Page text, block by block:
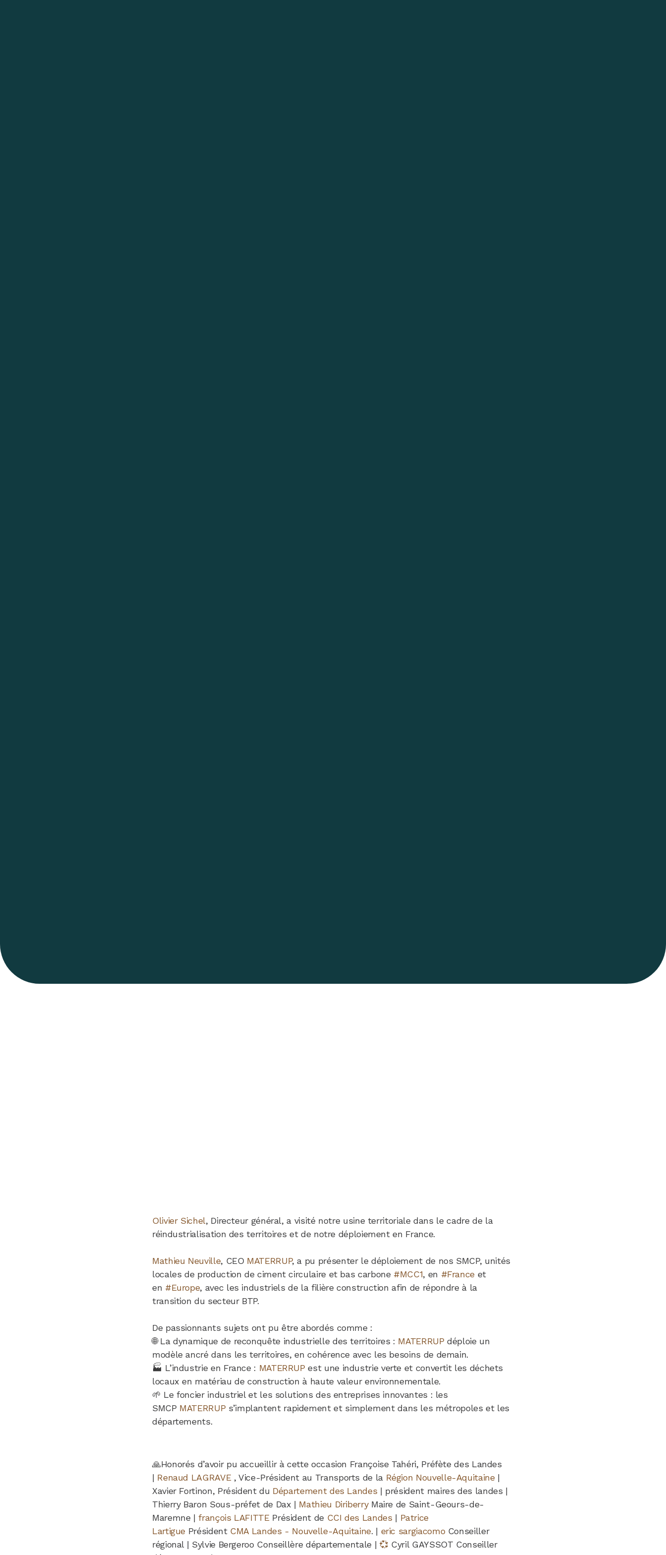
Olivier Sichel, Directeur général, a visité notre usine territoriale dans le cadre de la
réindustrialisation des territoires et de notre déploiement en France.
Mathieu Neuville, CEO MATERRUP, a pu présenter le déploiement de nos SMCP, unités
locales de production de ciment circulaire et bas carbone #MCC1, en #France et
en #Europe, avec les industriels de la filière construction afin de répondre à la
transition du secteur BTP.
De passionnants sujets ont pu être abordés comme :
🌐 La dynamique de reconquête industrielle des territoires : MATERRUP déploie un
modèle ancré dans les territoires, en cohérence avec les besoins de demain.
🏭 L’industrie en France : MATERRUP est une industrie verte et convertit les déchets
locaux en matériau de construction à haute valeur environnementale.
🌱 Le foncier industriel et les solutions des entreprises innovantes : les
SMCP MATERRUP s’implantent rapidement et simplement dans les métropoles et les
départements.
🙏Honorés d’avoir pu accueillir à cette occasion Françoise Tahéri, Préfète des Landes
| Renaud LAGRAVE, Vice-Président au Transports de la Région Nouvelle-Aquitaine |
Xavier Fortinon, Président du Département des Landes | président maires des landes |
Thierry Baron Sous-préfet de Dax | Mathieu DiriberryMaire de Saint-Geours-de-
Maremne |françois LAFITTEPrésident de CCI des Landes | Patrice
Lartigue Président CMA Landes - Nouvelle-Aquitaine. | eric sargiacomo Conseiller
régional | Sylvie Bergeroo Conseillère départementale | 💞 Cyril GAYSSOT Conseiller